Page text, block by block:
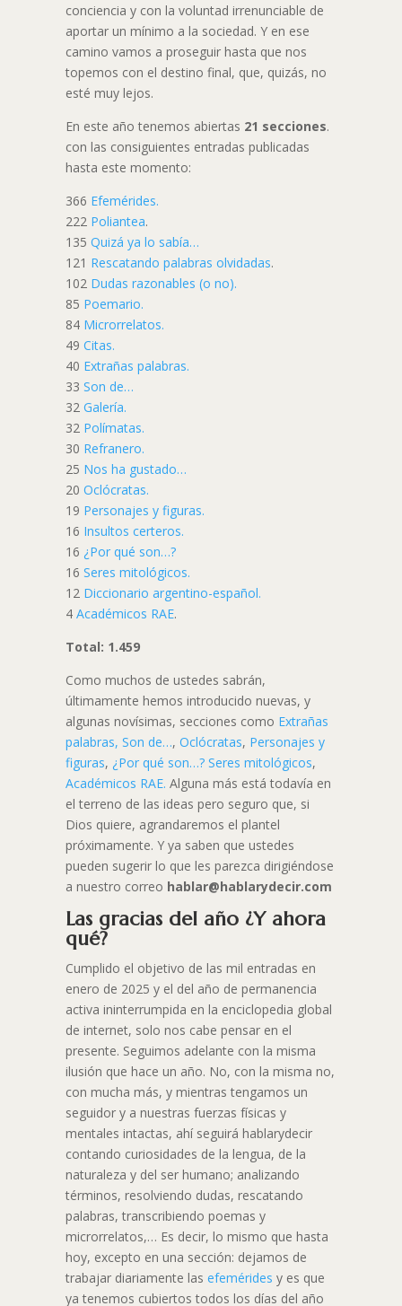
conciencia y con la voluntad irrenunciable de
aportar un mínimo a la sociedad. Y en ese
camino vamos a proseguir hasta que nos
topemos con el destino final, que, quizás, no
esté muy lejos.
En este año tenemos abiertas 21 secciones.
con las consiguientes entradas publicadas
hasta este momento:
366 Efemérides.
222 Poliantea.
135 Quizá ya lo sabía…
121 Rescatando palabras olvidadas.
102 Dudas razonables (o no).
85 Poemario.
84 Microrrelatos.
49 Citas.
40 Extrañas palabras.
33 Son de…
32 Galería.
32 Polímatas.
30 Refranero.
25 Nos ha gustado…
20 Oclócratas.
19 Personajes y figuras.
16 Insultos certeros.
16 ¿Por qué son…?
16 Seres mitológicos.
12 Diccionario argentino-español.
4 Académicos RAE.
Total: 1.459
Como muchos de ustedes sabrán,
últimamente hemos introducido nuevas, y
algunas novísimas, secciones como Extrañas
palabras, Son de…, Oclócratas, Personajes y
figuras, ¿Por qué son…? Seres mitológicos,
Académicos RAE. Alguna más está todavía en
el terreno de las ideas pero seguro que, si
Dios quiere, agrandaremos el plantel
próximamente. Y ya saben que ustedes
pueden sugerir lo que les parezca dirigiéndose
a nuestro correo hablar@hablarydecir.com
Las gracias del año ¿Y ahora
qué?
Cumplido el objetivo de las mil entradas en
enero de 2025 y el del año de permanencia
activa ininterrumpida en la enciclopedia global
de internet, solo nos cabe pensar en el
presente. Seguimos adelante con la misma
ilusión que hace un año. No, con la misma no,
con mucha más, y mientras tengamos un
seguidor y a nuestras fuerzas físicas y
mentales intactas, ahí seguirá hablarydecir
contando curiosidades de la lengua, de la
naturaleza y del ser humano; analizando
términos, resolviendo dudas, rescatando
palabras, transcribiendo poemas y
microrrelatos,… Es decir, lo mismo que hasta
hoy, excepto en una sección: dejamos de
trabajar diariamente las efemérides y es que
ya tenemos cubiertos todos los días del año